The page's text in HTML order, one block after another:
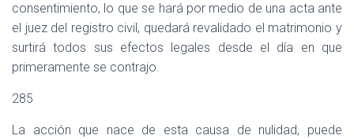
consentimiento, lo que se hará por medio de una acta ante
el juez del registro civil, quedará revalidado el matrimonio y
surtirá todos sus efectos legales desde el día en que
primeramente se contrajo.
285
La acción que nace de esta causa de nulidad, puede